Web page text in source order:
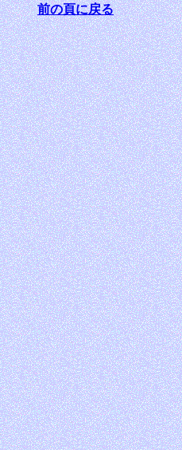
前の頁に戻る